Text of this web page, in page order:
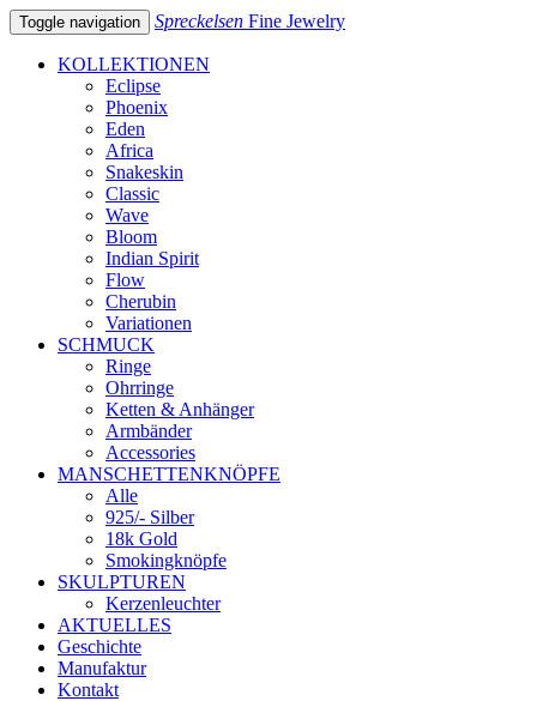
Toggle navigation Spreckelsen Fine Jewelry
KOLLEKTIONEN
Eclipse
Phoenix
Eden
Africa
Snakeskin
Classic
Wave
Bloom
Indian Spirit
Flow
Cherubin
Variationen
SCHMUCK
Ringe
Ohrringe
Ketten & Anhänger
Armbänder
Accessories
MANSCHETTENKNÖPFE
Alle
925/- Silber
18k Gold
Smokingknöpfe
SKULPTUREN
Kerzenleuchter
AKTUELLES
Geschichte
Manufaktur
Kontakt